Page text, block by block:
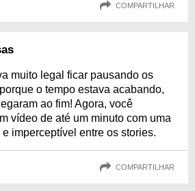
COMPARTILHAR
muito legal ficar pausando os
o tempo estava acabando,
ao fim! Agora, você
vídeo de até um minuto com uma
imperceptível entre os stories.
COMPARTILHAR